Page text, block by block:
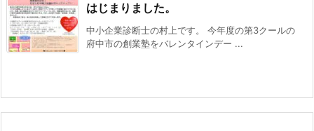
はじまりました。
中小企業診断士の村上です。 今年度の第3クールの
府中市の創業塾をバレンタインデー ...